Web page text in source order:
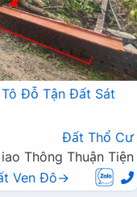
Tô Đỗ Tận Đất Sát
Đất Thổ Cư
Thông Thuận Tiện
Ven Đô→